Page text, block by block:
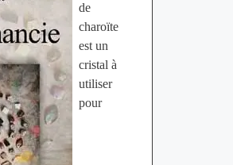
de
charoïte
est un
cristal à
utiliser
pour